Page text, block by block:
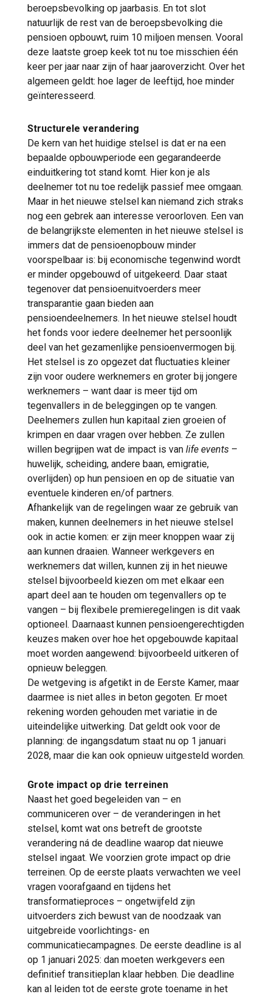
beroepsbevolking op jaarbasis. En tot slot
natuurlijk de rest van de beroepsbevolking die
pensioen opbouwt, ruim 10 miljoen mensen. Vooral
deze laatste groep keek tot nu toe misschien één
keer per jaar naar zijn of haar jaaroverzicht. Over het
algemeen geldt: hoe lager de leeftijd, hoe minder
geïnteresseerd.
Structurele verandering
De kern van het huidige stelsel is dat er na een
bepaalde opbouwperiode een gegarandeerde
einduitkering tot stand komt. Hier kon je als
deelnemer tot nu toe redelijk passief mee omgaan.
Maar in het nieuwe stelsel kan niemand zich straks
nog een gebrek aan interesse veroorloven. Een van
de belangrijkste elementen in het nieuwe stelsel is
immers dat de pensioenopbouw minder
voorspelbaar is: bij economische tegenwind wordt
er minder opgebouwd of uitgekeerd. Daar staat
tegenover dat pensioenuitvoerders meer
transparantie gaan bieden aan
pensioendeelnemers. In het nieuwe stelsel houdt
het fonds voor iedere deelnemer het persoonlijk
deel van het gezamenlijke pensioenvermogen bij.
Het stelsel is zo opgezet dat fluctuaties kleiner
zijn voor oudere werknemers en groter bij jongere
werknemers – want daar is meer tijd om
tegenvallers in de beleggingen op te vangen.
Deelnemers zullen hun kapitaal zien groeien of
krimpen en daar vragen over hebben. Ze zullen
willen begrijpen wat de impact is van life events –
huwelijk, scheiding, andere baan, emigratie,
overlijden) op hun pensioen en op de situatie van
eventuele kinderen en/of partners.
Afhankelijk van de regelingen waar ze gebruik van
maken, kunnen deelnemers in het nieuwe stelsel
ook in actie komen: er zijn meer knoppen waar zij
aan kunnen draaien. Wanneer werkgevers en
werknemers dat willen, kunnen zij in het nieuwe
stelsel bijvoorbeeld kiezen om met elkaar een
apart deel aan te houden om tegenvallers op te
vangen – bij flexibele premieregelingen is dit vaak
optioneel. Daarnaast kunnen pensioengerechtigden
keuzes maken over hoe het opgebouwde kapitaal
moet worden aangewend: bijvoorbeeld uitkeren of
opnieuw beleggen.
De wetgeving is afgetikt in de Eerste Kamer, maar
daarmee is niet alles in beton gegoten. Er moet
rekening worden gehouden met variatie in de
uiteindelijke uitwerking. Dat geldt ook voor de
planning: de ingangsdatum staat nu op 1 januari
2028, maar die kan ook opnieuw uitgesteld worden.
Grote impact op drie terreinen
Naast het goed begeleiden van – en
communiceren over – de veranderingen in het
stelsel, komt wat ons betreft de grootste
verandering ná de deadline waarop dat nieuwe
stelsel ingaat. We voorzien grote impact op drie
terreinen. Op de eerste plaats verwachten we veel
vragen voorafgaand en tijdens het
transformatieproces – ongetwijfeld zijn
uitvoerders zich bewust van de noodzaak van
uitgebreide voorlichtings- en
communicatiecampagnes. De eerste deadline is al
op 1 januari 2025: dan moeten werkgevers een
definitief transitieplan klaar hebben. Die deadline
kan al leiden tot de eerste grote toename in het